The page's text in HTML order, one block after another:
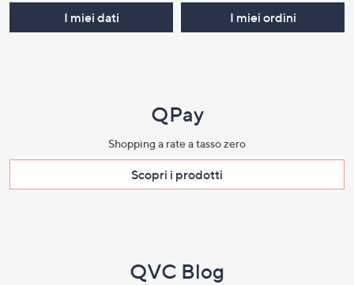
I miei dati I miei ordini
QPay
Shopping a rate a tasso zero​
Scopri i prodotti​
QVC Blog